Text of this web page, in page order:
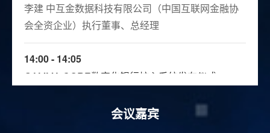
李建 中互金数据科技有限公司（中国互联网金融协
会全资企业）执行董事、总经理
14:00 - 14:05
GAMMA CORE数字化银行核心系统发布仪式
会议嘉宾